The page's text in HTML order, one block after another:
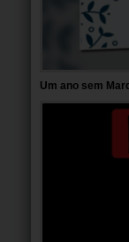
Um ano sem